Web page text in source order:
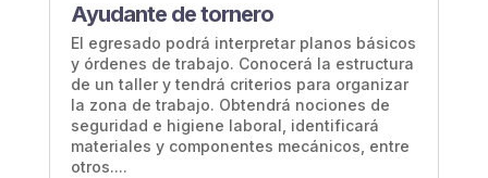
Ayudante de tornero
El egresado podrá interpretar planos básicos
y órdenes de trabajo. Conocerá la estructura
de un taller y tendrá criterios para organizar
la zona de trabajo. Obtendrá nociones de
seguridad e higiene laboral, identificará
materiales y componentes mecánicos, entre
otros....